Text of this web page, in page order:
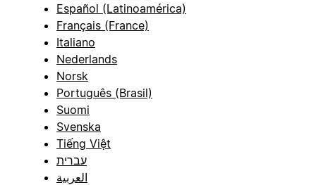
Español (Latinoamérica)
Français (France)
Italiano
Nederlands
Norsk
Português (Brasil)
Suomi
Svenska
Tiếng Việt
עברית
العربية